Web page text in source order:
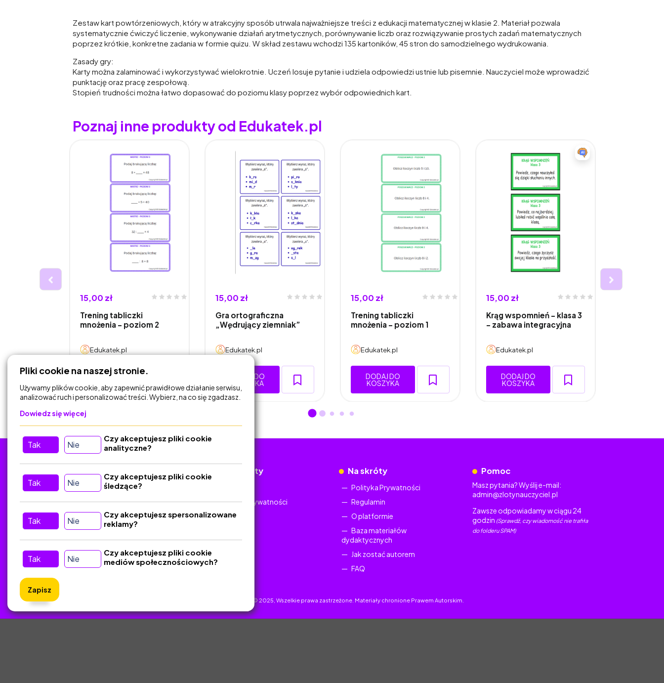
Zestaw kart powtórzeniowych, który w atrakcyjny sposób utrwala najważniejsze treści z edukacji matematycznej w klasie 2. Materiał pozwala
systematycznie ćwiczyć liczenie, wykonywanie działań arytmetycznych, porównywanie liczb oraz rozwiązywanie prostych zadań matematycznych
poprzez krótkie, konkretne zadania w formie quizu. W skład zestawu wchodzi 135 kartoników, 45 stron do samodzielnego wydrukowania.
Zasady gry:
Karty można zalaminować i wykorzystywać wielokrotnie. Uczeń losuje pytanie i udziela odpowiedzi ustnie lub pisemnie. Nauczyciel może wprowadzić
punktację oraz pracę zespołową.
Stopień trudności można łatwo dopasować do poziomu klasy poprzez wybór odpowiednich kart.
Poznaj inne produkty od Edukatek.pl
15,00 zł
Trening tabliczki
mnożenia – poziom 2
Edukatek.pl
DODAJ DO
KOSZYKA
15,00 zł
Gra ortograficzna
„Wędrujący ziemniak”
Edukatek.pl
DODAJ DO
KOSZYKA
15,00 zł
Trening tabliczki
mnożenia - poziom 1
Edukatek.pl
DODAJ DO
KOSZYKA
15,00 zł
Krąg wspomnień – klasa 3
- zabawa integracyjna
Edukatek.pl
DODAJ DO
KOSZYKA
Kontakt
Dokumenty
Polityka Prywatności
Na skróty
Polityka Prywatności
Regulamin
O platformie
Baza materiałów
dydaktycznych
Jak zostać autorem
FAQ
Pomoc
Masz pytania? Wyślij e-mail:
admin@zlotynauczyciel.pl
Zawsze odpowiadamy w ciągu 24
godzin (Sprawdź, czy wiadomość nie trafiła
do folderu SPAM)
ZlotyNauczyciel.pl © 2025, Wszelkie prawa zastrzeżone. Materiały chronione Prawem Autorskim.
Pliki cookie na naszej stronie.
Używamy plików cookie, aby zapewnić prawidłowe działanie serwisu,
analizować ruch i personalizować treści. Wybierz, na co się zgadzasz.
Dowiedz się więcej
Tak Nie
Czy akceptujesz pliki cookie
analityczne?
Tak Nie
Czy akceptujesz pliki cookie
śledzące?
Tak Nie
Czy akceptujesz spersonalizowane
reklamy?
Tak Nie
Czy akceptujesz pliki cookie
mediów społecznościowych?
Zapisz